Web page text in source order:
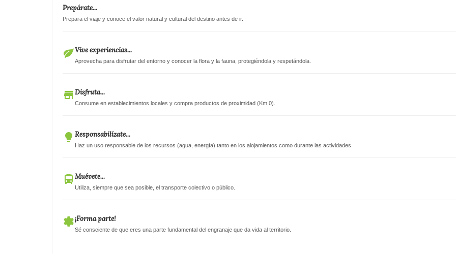
Prepárate...
Prepara el viaje y conoce el valor natural y cultural del destino antes de ir.
Vive experiencias...
Aprovecha para disfrutar del entorno y conocer la flora y la fauna, protegiéndola y respetándola.
Disfruta...
Consume en establecimientos locales y compra productos de proximidad (Km 0).
Responsabilízate...
Haz un uso responsable de los recursos (agua, energía) tanto en los alojamientos como durante las actividades.
Muévete...
Utiliza, siempre que sea posible, el transporte colectivo o público.
¡Forma parte!
Sé consciente de que eres una parte fundamental del engranaje que da vida al territorio.